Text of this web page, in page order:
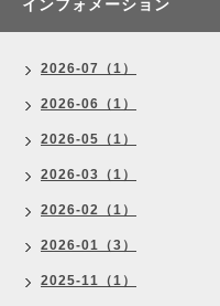
インフォメーション
2026-07（1）
2026-06（1）
2026-05（1）
2026-03（1）
2026-02（1）
2026-01（3）
2025-11（1）